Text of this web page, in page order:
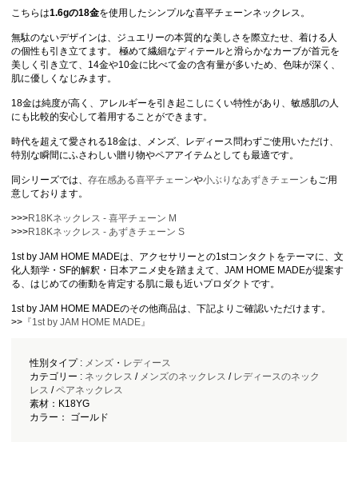
こちらは1.6gの18金を使用したシンプルな喜平チェーンネックレス。
無駄のないデザインは、ジュエリーの本質的な美しさを際立たせ、着ける人
の個性も引き立てます。 極めて繊細なディテールと滑らかなカーブが首元を
美しく引き立て、14金や10金に比べて金の含有量が多いため、色味が深く、
肌に優しくなじみます。
18金は純度が高く、アレルギーを引き起こしにくい特性があり、敏感肌の人
にも比較的安心して着用することができます。
時代を超えて愛される18金は、メンズ、レディース問わずご使用いただけ、
特別な瞬間にふさわしい贈り物やペアアイテムとしても最適です。
同シリーズでは、存在感ある喜平チェーンや小ぶりなあずきチェーン もご用
意しております。
>>>R18Kネックレス - 喜平チェーン M
>>>R18Kネックレス - あずきチェーン S
1st by JAM HOME MADEは、アクセサリーとの1stコンタクトをテーマに、文
化人類学・SF的解釈・日本アニメ史を踏まえて、JAM HOME MADEが提案す
る、はじめての衝動を肯定する肌に最も近いプロダクトです。
1st by JAM HOME MADEのその他商品は、下記よりご確認いただけます。
>> 『1st by JAM HOME MADE』
性別タイプ : メンズ・ レディース
カテゴリー : ネックレス / メンズのネックレス / レディースのネック
レス /ペアネックレス
素材：K18YG
カラー： ゴールド